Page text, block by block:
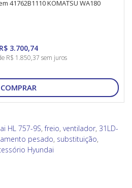
41762B1110 KOMATSU WA180
R$ 3.700,74
R$ 1.850,37 sem juros
COMPRAR
HL 757-9S,freio, ventilador, 31LD-
pesado, substituição,
Hyundai